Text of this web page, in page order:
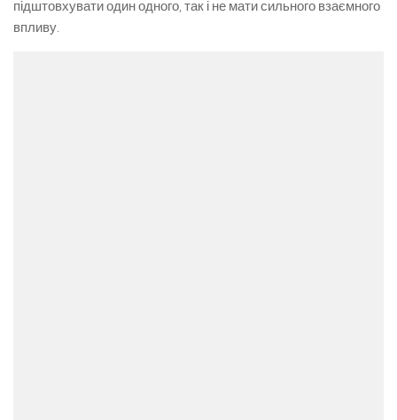
підштовхувати один одного, так і не мати сильного взаємного
впливу.